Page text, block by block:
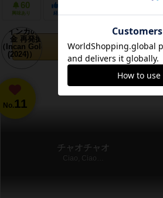
60
興味あり 経験あり
カートに追加する
4,180円（税込）
No. 11
チャオチャオ
Ciao, Ciao…